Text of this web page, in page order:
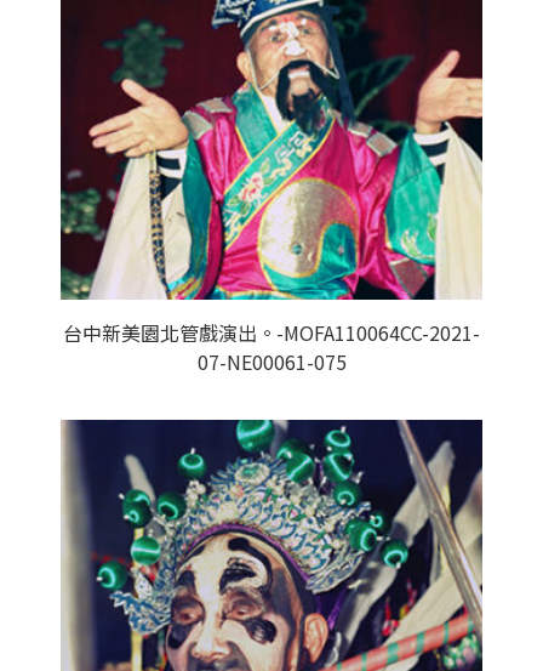
台中新美園北管戲演出。-MOFA110064CC-2021-
07-NE00061-075